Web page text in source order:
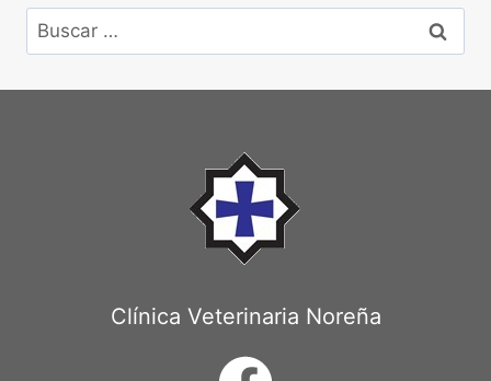
Buscar:
Clínica Veterinaria Noreña